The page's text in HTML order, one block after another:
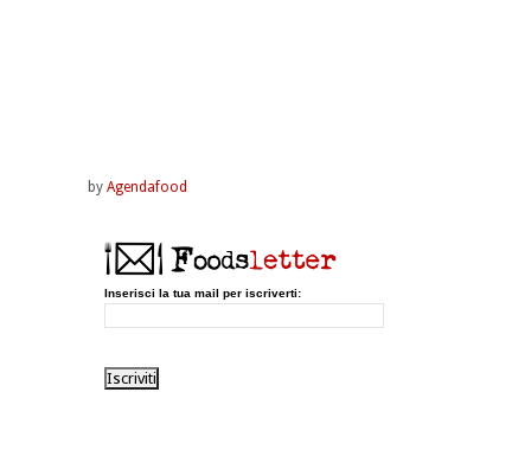
by Agendafood
Inserisci la tua mail per iscriverti: